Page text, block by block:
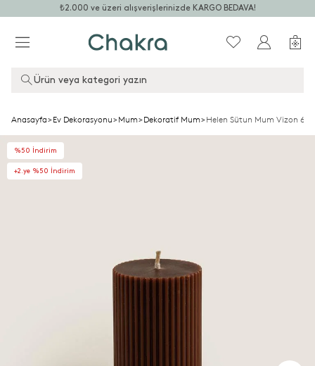
₺2.000 ve üzeri alışverişlerinizde KARGO BEDAVA!
Ürün veya kategori yazın
Anasayfa>Ev Dekorasyonu>Mum>Dekoratif Mum>Helen Sütun Mum Vizon
%50 İndirim
+2.ye %50 İndirim